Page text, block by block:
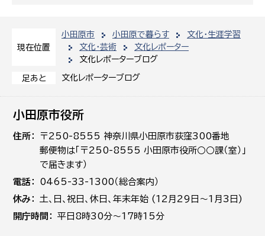
現在位置
小田原市 小田原で暮らす
文化・生涯学習
文化・芸術
文化レポーター
文化レポーターブログ
足あと 文化レポーターブログ
小田原市役所
住所
〒250-8555 神奈川県小田原市荻窪300番地
郵便物は「〒250-8555 小田原市役所○○課（室）」
で届きます）
電話
0465-33-1300（総合案内）
休み
土､日､祝日、休日、年末年始 (12月29日～1月3日)
開庁時間
平日8時30分～17時15分